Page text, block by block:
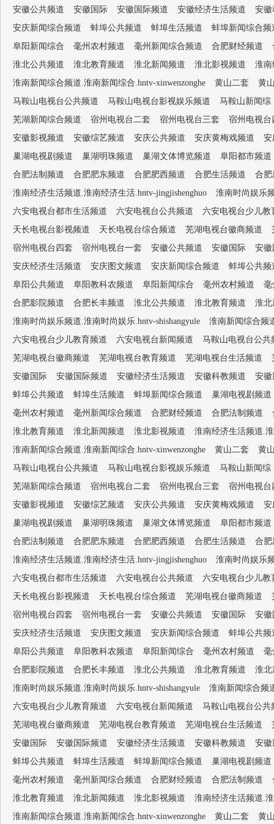
安徽公共频道 安徽国际 安徽国际频道 安徽经济生活频道
安徽
安庆新闻综合频道
蚌埠公共频道 蚌埠生活频道
蚌埠新闻综合频
阜阳新闻综合
毫州农村频道 毫州新闻综合频道 合肥财经频道
淮北公共频道
淮北教育频道 淮北新闻频道 淮北影视频道
淮南
淮南新闻综合频道.淮南新闻综合.hntv-xinwenzonghe
黄山二套
黄
马鞍山电视台公共频道
马鞍山电视台影视娱乐频道
马鞍山新闻综
芜湖新闻综合频道
宿州电视台二套 宿州电视台三套
宿州电视台
安徽影视频道
安徽综艺频道 安庆公共频道 安庆黄梅戏频道
安
巢湖电视剧频道
巢湖明珠频道 巢湖文体博览频道
阜阳都市频道
合肥法制频道
合肥肥东频道 合肥肥西频道 合肥生活频道
合肥
淮南经济生活频道.淮南经济生活.hntv-jingjishenghuo
淮南时尚娱乐
六安电视台都市生活频道
六安电视台公共频道
六安电视台少儿教
天长电视台影视频道
天长电视台综合频道 芜湖电视台徽商频道
宿州电视台四套
宿州电视台一套 安徽公共频道 安徽国际
安徽
安庆经济生活频道
安庆图文频道 安庆新闻综合频道
蚌埠公共频
阜阳公共频道
阜阳教科农频道 阜阳新闻综合 毫州农村频道
毫
合肥影院频道
合肥长丰频道 淮北公共频道 淮北教育频道
淮北
淮南时尚娱乐频道.淮南时尚娱乐.hntv-shishangyule
淮南新闻综合频
六安电视台少儿教育频道
六安电视台新闻频道
马鞍山电视台公共
芜湖电视台徽商频道
芜湖电视台教育频道 芜湖电视台生活频道
安徽国际
安徽国际频道 安徽经济生活频道 安徽科教频道
安徽
蚌埠公共频道
蚌埠生活频道 蚌埠新闻综合频道
巢湖电视剧频道
毫州农村频道
毫州新闻综合频道 合肥财经频道 合肥法制频道
淮北教育频道
淮北新闻频道 淮北影视频道
淮南经济生活频道.
淮南新闻综合频道.淮南新闻综合.hntv-xinwenzonghe
黄山二套
黄
马鞍山电视台公共频道
马鞍山电视台影视娱乐频道
马鞍山新闻综
芜湖新闻综合频道
宿州电视台二套 宿州电视台三套
宿州电视台
安徽影视频道
安徽综艺频道 安庆公共频道 安庆黄梅戏频道
安
巢湖电视剧频道
巢湖明珠频道 巢湖文体博览频道
阜阳都市频道
合肥法制频道
合肥肥东频道 合肥肥西频道 合肥生活频道
合肥
淮南经济生活频道.淮南经济生活.hntv-jingjishenghuo
淮南时尚娱乐
六安电视台都市生活频道
六安电视台公共频道
六安电视台少儿教
天长电视台影视频道
天长电视台综合频道 芜湖电视台徽商频道
宿州电视台四套
宿州电视台一套 安徽公共频道 安徽国际
安徽
安庆经济生活频道
安庆图文频道 安庆新闻综合频道
蚌埠公共频
阜阳公共频道
阜阳教科农频道 阜阳新闻综合 毫州农村频道
毫
合肥影院频道
合肥长丰频道 淮北公共频道 淮北教育频道
淮北
淮南时尚娱乐频道.淮南时尚娱乐.hntv-shishangyule
淮南新闻综合频
六安电视台少儿教育频道
六安电视台新闻频道
马鞍山电视台公共
芜湖电视台徽商频道
芜湖电视台教育频道 芜湖电视台生活频道
安徽国际
安徽国际频道 安徽经济生活频道 安徽科教频道
安徽
蚌埠公共频道
蚌埠生活频道 蚌埠新闻综合频道
巢湖电视剧频道
毫州农村频道
毫州新闻综合频道 合肥财经频道 合肥法制频道
淮北教育频道
淮北新闻频道 淮北影视频道
淮南经济生活频道.
淮南新闻综合频道.淮南新闻综合.hntv-xinwenzonghe
黄山二套 黄